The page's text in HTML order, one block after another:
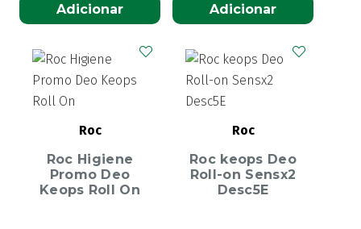
Adicionar Adicionar
Roc
Roc Higiene
Promo Deo
Keops Roll On
Roc
Roc keops Deo
Roll-on Sensx2
Desc5E